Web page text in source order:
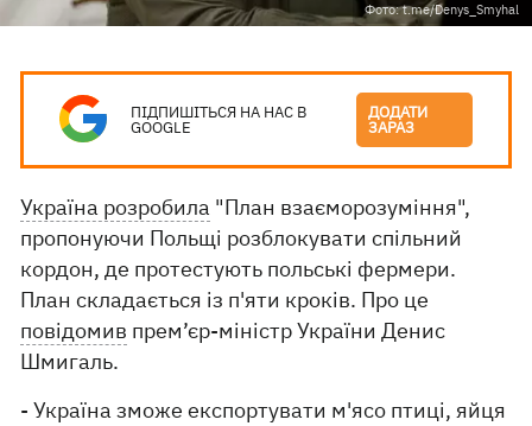
Фото: t.me/Denys_Smyhal
ПІДПИШІТЬСЯ НА НАС В
GOOGLE
ДОДАТИ
ЗАРАЗ
Україна розробила "План взаєморозуміння",
пропонуючи Польщі розблокувати спільний
кордон, де протестують польські фермери.
План складається із п'яти кроків. Про це
повідомив прем’єр-міністр України Денис
Шмигаль.
- Україна зможе експортувати м'ясо птиці, яйця